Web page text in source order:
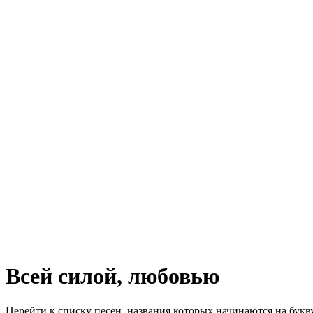
Всей силой, любовью
Перейти к списку песен, названия которых начинаются на